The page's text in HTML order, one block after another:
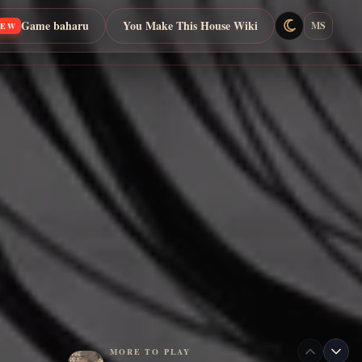
Game baharu You Make This House Wiki MS
MORE TO PLAY